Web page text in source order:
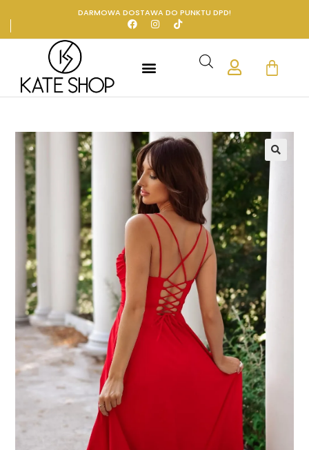
DARMOWA DOSTAWA DO PUNKTU DPD!